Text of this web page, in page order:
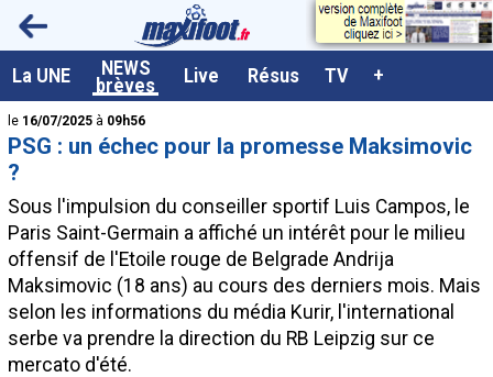
La UNE NEWS
brèves Live Résus TV +
<
le 16/07/2025 à 09h56
PSG : un échec pour la promesse Maksimovic
?
Sous l'impulsion du conseiller sportif Luis Campos, le
Paris Saint-Germain a affiché un intérêt pour le milieu
offensif de l'Etoile rouge de Belgrade Andrija
Maksimovic (18 ans) au cours des derniers mois. Mais
selon les informations du média Kurir, l'international
serbe va prendre la direction du RB Leipzig sur ce
mercato d'été.
A la UNE
Dernières brèves
Live / Matchs en direct
Class. buteurs européens
Programme TV foot
Vidéos
Sondages